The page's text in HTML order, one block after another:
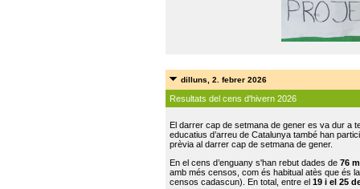
dilluns, 2. febrer 2026
Resultats del cens d'hivern 2026
El darrer cap de setmana de gener es va dur a
educatius d’arreu de Catalunya també han
prèvia al darrer cap de setmana de gener.
En el cens d’enguany s'han rebut dades de 76
amb més censos, com és habitual atès que és
censos cadascun). En total, entre el 19 i el 25